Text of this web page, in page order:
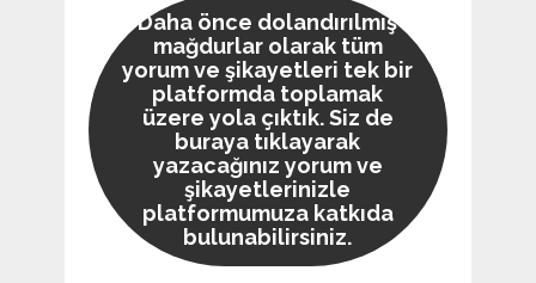
Daha önce dolandırılmış
mağdurlar olarak tüm
yorum ve şikayetleri tek bir
platformda toplamak
üzere yola çıktık. Siz de
buraya tıklayarak
yazacağınız yorum ve
şikayetlerinizle
platformumuza katkıda
bulunabilirsiniz.